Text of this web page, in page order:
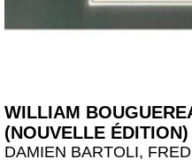
WILLIAM
(NOUVELLE ÉDITION)
DAMIEN BARTOLI,